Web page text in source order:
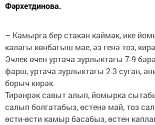
Фәрхетдинова.
– Камырга бер стакан каймак, ике
калагы көнбагыш мае, әз генә тоз,
Эчлек өчен уртача зурлыктагы 7-9
фарш, уртача зурлыктагы 2-3 суган,
борыч кирәк.
Тирәнрәк савыт алып, йомырка
салып болгатабыз, өстенә май, тоз
өсти-өсти камыр басабыз, өстен